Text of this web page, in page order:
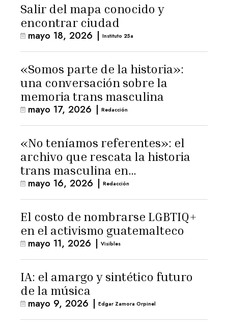
Salir del mapa conocido y
encontrar ciudad
mayo 18, 2026 | Instituto 25a
«Somos parte de la historia»:
una conversación sobre la
memoria trans masculina
mayo 17, 2026 | Redacción
«No teníamos referentes»: el
archivo que rescata la historia
trans masculina en
Latinoamérica
mayo 16, 2026 | Redacción
El costo de nombrarse LGBTIQ+
en el activismo guatemalteco
mayo 11, 2026 | Visibles
IA: el amargo y sintético futuro
de la música
mayo 9, 2026 | Edgar Zamora Orpinel